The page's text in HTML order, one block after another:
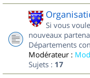
Si vous
nouveaux
Départements
Modérateur :
Sujets : 17